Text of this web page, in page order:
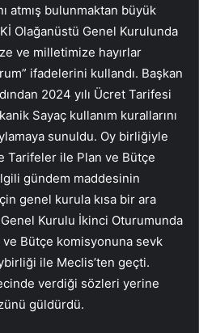
atmış bulunmaktan büyük
Olağanüstü Genel Kurulunda
ve milletimize hayırlar
ifadelerini kullandı. Başkan
2024 yılı Ücret Tarifesi
Sayaç kullanım kurallarını
sunuldu. Oy birliğiyle
Tarifeler ile Plan ve Bütçe
gündem maddesinin
genel kurula kısa bir ara
Kurulu İkinci Oturumunda
Bütçe komisyonuna sevk
ile Meclis’ten geçti.
verdiği sözleri yerine
güldürdü.